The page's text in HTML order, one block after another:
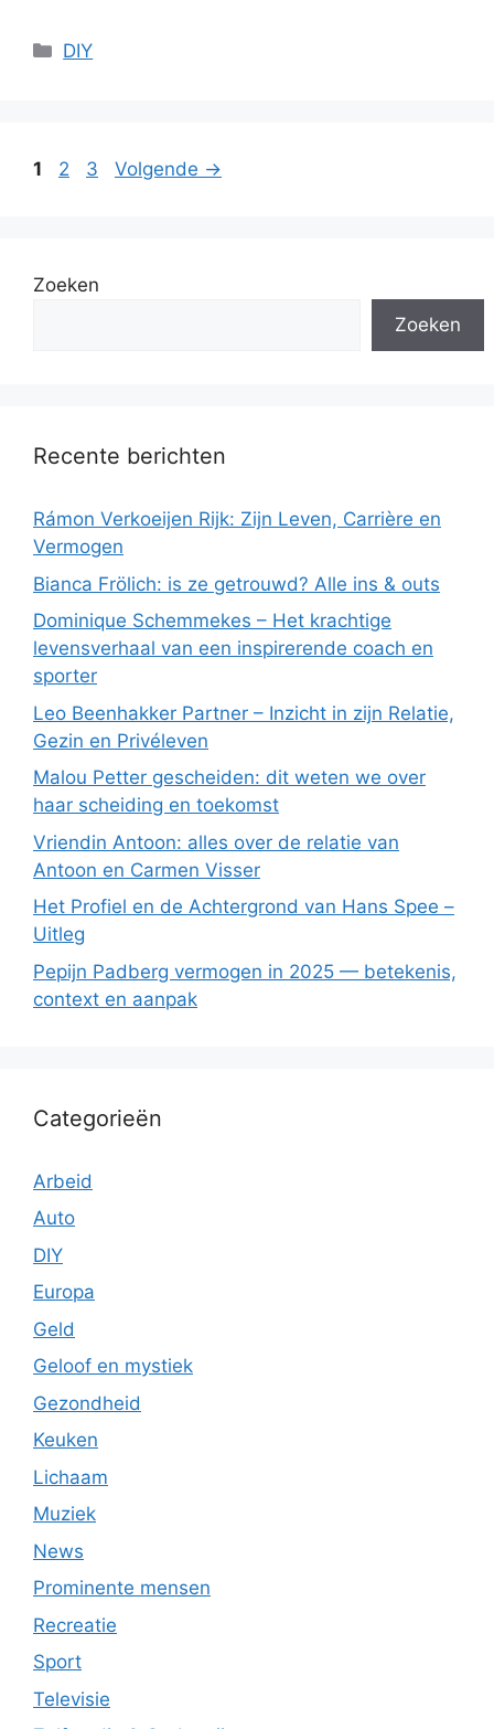
Categorieën
DIY
Pagina
1 Pagina
2 Pagina
3 Volgende →
Zoeken
Zoeken
Recente berichten
Rámon Verkoeijen Rijk: Zijn Leven, Carrière en
Vermogen
Bianca Frölich: is ze getrouwd? Alle ins & outs
Dominique Schemmekes – Het krachtige
levensverhaal van een inspirerende coach en
sporter
Leo Beenhakker Partner – Inzicht in zijn Relatie,
Gezin en Privéleven
Malou Petter gescheiden: dit weten we over
haar scheiding en toekomst
Vriendin Antoon: alles over de relatie van
Antoon en Carmen Visser
Het Profiel en de Achtergrond van Hans Spee –
Uitleg
Pepijn Padberg vermogen in 2025 — betekenis,
context en aanpak
Categorieën
Arbeid
Auto
DIY
Europa
Geld
Geloof en mystiek
Gezondheid
Keuken
Lichaam
Muziek
News
Prominente mensen
Recreatie
Sport
Televisie